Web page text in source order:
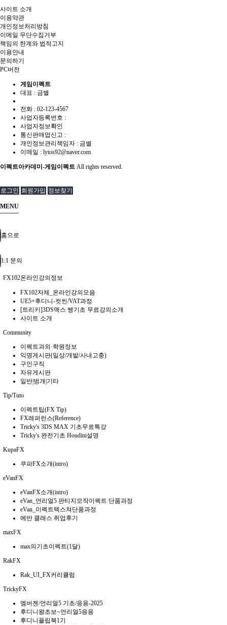
사이트 소개
이용약관
개인정보처리방침
이메일 무단수집거부
책임의 한계와 법적고지
이용안내
문의하기
PC버전
게임이펙트
대표 : 금별
전화 : 02-123-4567
사업자등록번호 :
사업자정보확인
통신판매업신고 :
개인정보관리책임자 : 금별
이메일 : lytos92@naver.com
이펙트아카데미-게임이펙트 All rights reserved.
로그인 회원가입 정보찾기
MENU
홈으로
1:1 문의
FX102온라인강의정보
FX102자체_온라인강의모음
UE5+후디니-컷씬/VAT과정
[트리키]3DS맥스 쌩기초 무료강의소개
사이트 소개
Community
이펙트과외·학원정보
익명게시판(일상/개발/사내고충)
구인구직
자유게시판
일반|벙개|기타
Tip/Tuto
이펙트팁(FX Tip)
FX레퍼런스(Reference)
Tricky's 3DS MAX 기초무료특강
Tricky's 완전기초 Houdini설명
KupaFX
쿠파FX소개(intro)
eVanFX
eVanFX소개(intro)
eVan_언리얼5 판티지모작이펙트 단품과정
eVan_이펙트텍스쳐단품과정
에반 클래스 취업후기
maxFX
max의기초이펙트(1달)
RakFX
Rak_UI_FX커리큘럼
TrickyFX
엠버젠/언리얼5 기초/응용-2025
후디니왕초보~언리얼5응용
후디니플립북1기